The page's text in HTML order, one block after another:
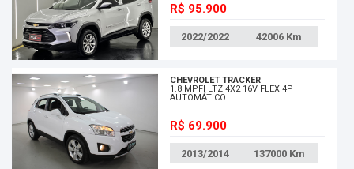
R$ 95.900
2022/2022 42006 Km
CHEVROLET TRACKER
1.8 MPFI LTZ 4X2 16V FLEX 4P
AUTOMÁTICO
R$ 69.900
2013/2014 137000 Km